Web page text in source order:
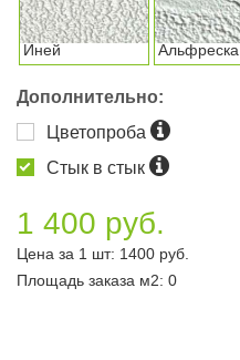
Иней Альфреска
Дополнительно:
Цветопроба
Стык в стык
1 400 руб.
Цена за 1 шт: 1400 руб.
Площадь заказа м2: 0